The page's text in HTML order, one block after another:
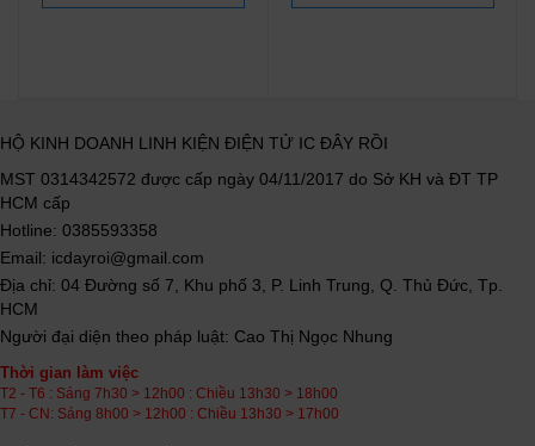
HỘ KINH DOANH LINH KIỆN ĐIỆN TỬ IC ĐÂY RỒI
MST 0314342572 được cấp ngày 04/11/2017 do Sở KH và ĐT TP
HCM cấp
Hotline: 0385593358
Email: icdayroi@gmail.com
Địa chỉ: 04 Đường số 7, Khu phố 3, P. Linh Trung, Q. Thủ Đức, Tp.
HCM
Người đại diện theo pháp luật: Cao Thị Ngọc Nhung
Thời gian làm việc
T2 - T6 : Sáng 7h30 > 12h00 : Chiều 13h30 > 18h00
T7 - CN: Sáng 8h00 > 12h00 : Chiều 13h30 > 17h00